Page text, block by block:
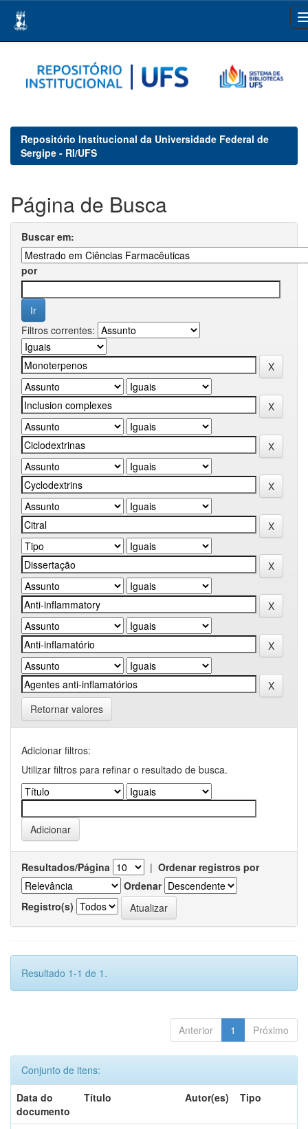
navigation
Repositório Institucional da Universidade Federal de
Sergipe - RI/UFS
Página de Busca
Buscar em:
por
Filtros correntes:
Retornar valores
Adicionar filtros:
Utilizar filtros para refinar o resultado de busca.
Resultados/Página | Ordenar registros por
Ordenar
Registro(s)
Resultado 1-1 de 1.
Anterior 1 Próximo
Conjunto de itens:
Data do
documento
Título Autor(es) Tipo